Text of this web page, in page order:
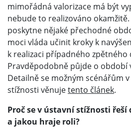
mimořádná valorizace má být
nebude to realizováno
poskytne nějaké přechodné
moci vláda učinit kroky k
k realizaci případného zpětného
Pravděpodobně půjde o období
Detailně se možným scénářům
stížnosti věnujetento článek.
Proč se v ústavní stížnosti
a jakou hraje roli?